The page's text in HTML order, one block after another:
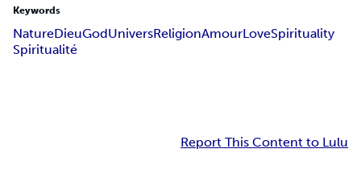
Keywords
NatureDieuGodUniversReligionAmourLoveSpirituality
Spiritualité
Report This Content to Lulu